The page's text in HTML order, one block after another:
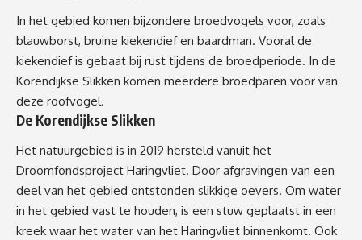
In het gebied komen bijzondere broedvogels voor, zoals
blauwborst, bruine kiekendief en baardman. Vooral de
kiekendief is gebaat bij rust tijdens de broedperiode. In de
Korendijkse Slikken komen meerdere broedparen voor van
deze roofvogel.
De Korendijkse Slikken
Het natuurgebied is in 2019 hersteld vanuit het
Droomfondsproject Haringvliet. Door afgravingen van een
deel van het gebied ontstonden slikkige oevers. Om water
in het gebied vast te houden, is een stuw geplaatst in een
kreek waar het water van het Haringvliet binnenkomt. Ook